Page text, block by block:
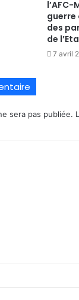
l’AFC-
des
de
7 avril
sera pas publiée.